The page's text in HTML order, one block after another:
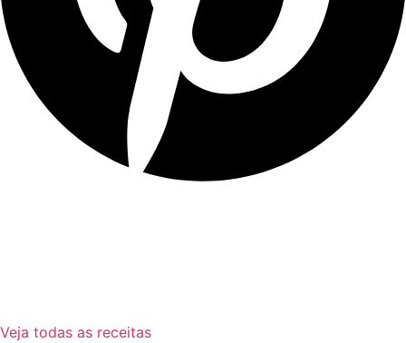
Veja todas as receitas